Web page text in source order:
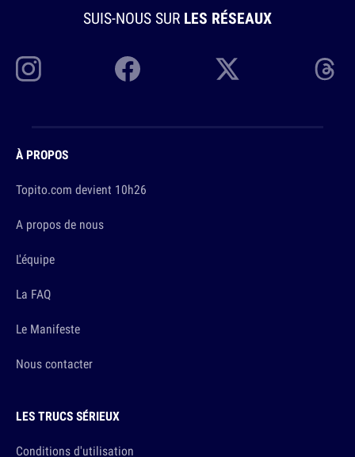
SUIS-NOUS SUR LES RÉSEAUX
À PROPOS
Topito.com devient 10h26
A propos de nous
L'équipe
La FAQ
Le Manifeste
Nous contacter
LES TRUCS SÉRIEUX
Conditions d'utilisation